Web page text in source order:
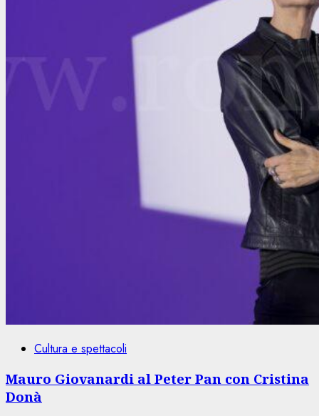
Cultura e spettacoli
Mauro Giovanardi al Peter Pan con Cristina
Donà